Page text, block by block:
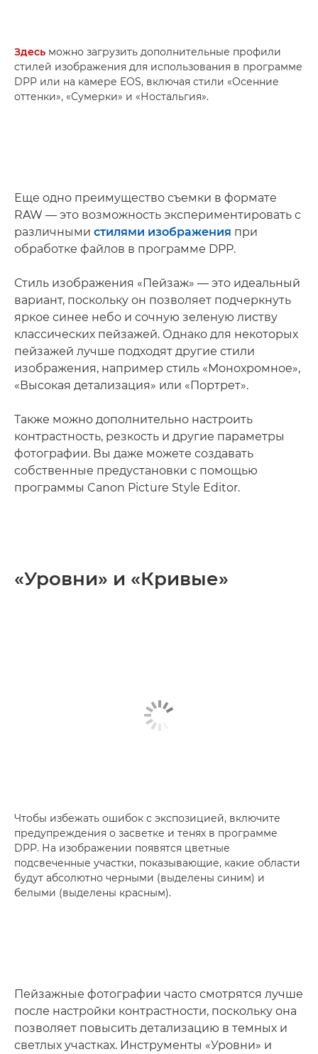
Здесь можно загрузить дополнительные профили
стилей изображения для использования в программе
DPP или на камере EOS, включая стили «Осенние
оттенки», «Сумерки» и «Ностальгия».
Еще одно преимущество съемки в формате
RAW — это возможность экспериментировать с
различными стилями изображения при
обработке файлов в программе DPP.
Стиль изображения «Пейзаж» — это идеальный
вариант, поскольку он позволяет подчеркнуть
яркое синее небо и сочную зеленую листву
классических пейзажей. Однако для некоторых
пейзажей лучше подходят другие стили
изображения, например стиль «Монохромное»,
«Высокая детализация» или «Портрет».
Также можно дополнительно настроить
контрастность, резкость и другие параметры
фотографии. Вы даже можете создавать
собственные предустановки с помощью
программы Canon Picture Style Editor.
«Уровни» и «Кривые»
Чтобы избежать ошибок с экспозицией, включите
предупреждения о засветке и тенях в программе
DPP. На изображении появятся цветные
подсвеченные участки, показывающие, какие области
будут абсолютно черными (выделены синим) и
белыми (выделены красным).
Пейзажные фотографии часто смотрятся лучше
после настройки контрастности, поскольку она
позволяет повысить детализацию в темных и
светлых участках. Инструменты «Уровни» и